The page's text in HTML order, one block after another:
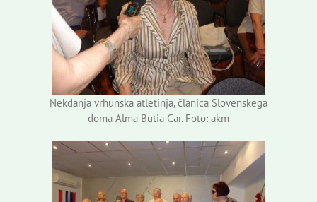
Nekdanja vrhunska atletinja, članica Slovenskega
doma Alma Butia Car. Foto: akm